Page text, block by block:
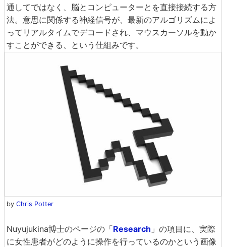
通してではなく、脳とコンピューターとを直接接続する方
法。意思に関係する神経信号が、最新のアルゴリズムによ
ってリアルタイムでデコードされ、マウスカーソルを動か
すことができる、という仕組みです。
by Chris Potter
Nuyujukina博士のページの「Research 」の項目に、実際
に女性患者がどのように操作を行っているのかという画像